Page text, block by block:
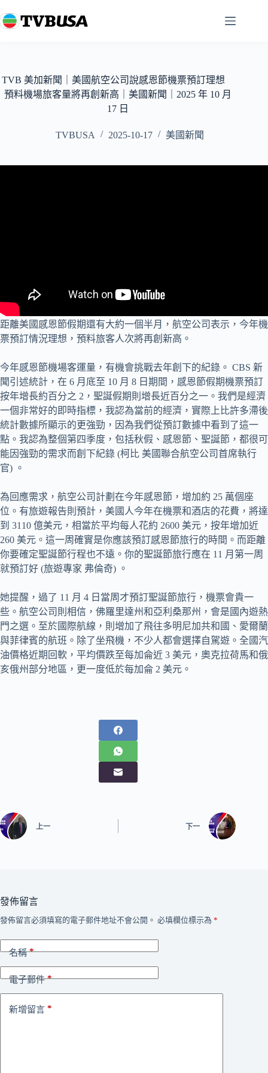
至
容
TVB 美加新聞｜美國航空公司說感恩節機票預訂理想
預料機場旅客量將再創新高｜美國新聞｜2025 年 10 月
17 日
TVBUSA 2025-10-17 美國新聞
距離美國感恩節假期還有大約一個半月，航空公司表示，今年機
票預訂情況理想，預料旅客人次將再創新高。
今年感恩節機場客運量，有機會挑戰去年創下的紀錄。 CBS 新
聞引述統計，在 6 月底至 10 月 8 日期間，感恩節假期機票預訂
按年增長約百分之 2，聖誕假期則增長近百分之一。我們是經濟
一個非常好的即時指標，我認為當前的經濟，實際上比許多滯後
統計數據所顯示的更強勁，因為我們從預訂數據中看到了這一
點。我認為整個第四季度，包括秋假、感恩節、聖誕節，都很可
能因強勁的需求而創下紀錄 (柯比 美國聯合航空公司首席執行
官) 。
為回應需求，航空公司計劃在今年感恩節，增加約 25 萬個座
位。有旅遊報告則預計，美國人今年在機票和酒店的花費，將達
到 3110 億美元，相當於平均每人花約 2600 美元，按年增加近
260 美元。這一周確實是你應該預訂感恩節旅行的時間。而距離
你要確定聖誕節行程也不遠。你的聖誕節旅行應在 11 月第一周
就預訂好 (旅遊專家 弗倫奇) 。
她提醒，過了 11 月 4 日當周才預訂聖誕節旅行，機票會貴一
些。航空公司則相信，佛羅里達州和亞利桑那州，會是國內遊熱
門之選。至於國際航線，則增加了飛往多明尼加共和國、愛爾蘭
與菲律賓的航班。除了坐飛機，不少人都會選擇自駕遊。全國汽
油價格近期回軟，平均價跌至每加侖近 3 美元，奧克拉荷馬和俄
亥俄州部分地區，更一度低於每加侖 2 美元。
上一 下一
發佈留言
發佈留言必須填寫的電子郵件地址不會公開。 必填欄位標示為 *
名稱*
電子郵件*
新增留言 *